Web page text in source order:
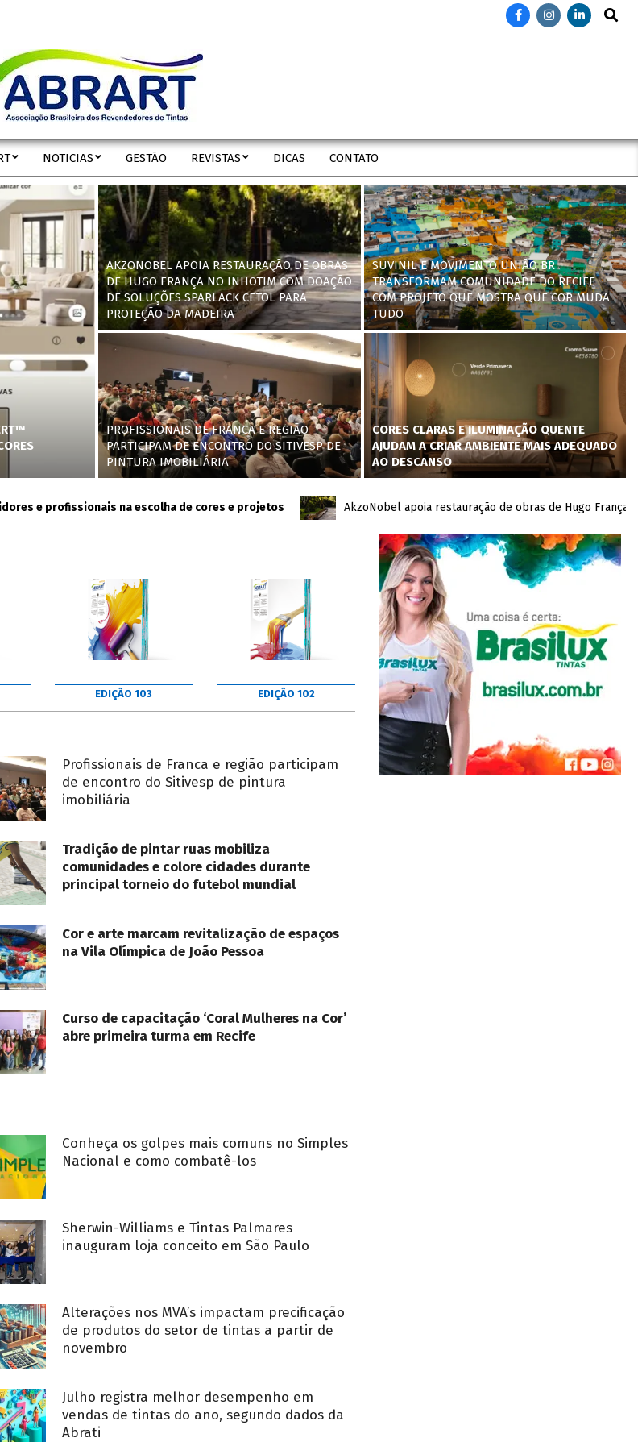
Search
Secondary
Navigation
Menu
NOTICIAS GESTÃO REVISTAS DICAS CONTATO
AKZONOBEL APOIA RESTAURAÇÃO DE OBRAS
DE HUGO FRANÇA NO INHOTIM COM DOAÇÃO
DE SOLUÇÕES SPARLACK CETOL PARA
PROTEÇÃO DA MADEIRA
SUVINIL E MOVIMENTO UNIÃO BR
TRANSFORMAM COMUNIDADE DO RECIFE
COM PROJETO QUE MOSTRA QUE COR MUDA
TUDO
PROFISSIONAIS DE FRANCA E REGIÃO
PARTICIPAM DE ENCONTRO DO SITIVESP DE
PINTURA IMOBILIÁRIA
CORES CLARAS E ILUMINAÇÃO QUENTE
AJUDAM A CRIAR AMBIENTE MAIS ADEQUADO
AO DESCANSO
profissionais na escolha de cores e projetos AkzoNobel apoia restauração de obras de Hugo França no
EDIÇÃO 103 EDIÇÃO 102
Profissionais de Franca e região participam
de encontro do Sitivesp de pintura
imobiliária
Tradição de pintar ruas mobiliza
comunidades e colore cidades durante
principal torneio do futebol mundial
Cor e arte marcam revitalização de espaços
na Vila Olímpica de João Pessoa
Curso de capacitação ‘Coral Mulheres na Cor’
abre primeira turma em Recife
Conheça os golpes mais comuns no Simples
Nacional e como combatê-los
Sherwin-Williams e Tintas Palmares
inauguram loja conceito em São Paulo
Alterações nos MVA’s impactam precificação
de produtos do setor de tintas a partir de
novembro
Julho registra melhor desempenho em
vendas de tintas do ano, segundo dados da
Abrati